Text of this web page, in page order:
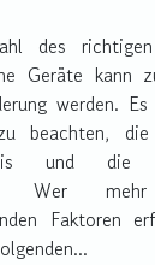
des
Geräte kann
werden.
beachten,
und die
Wer
Faktoren